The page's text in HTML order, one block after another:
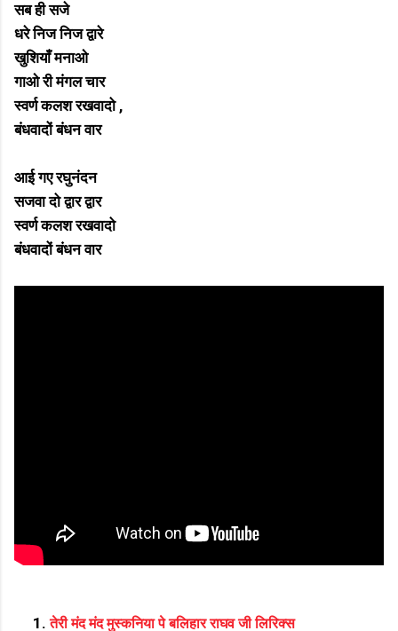
सब ही सजे
धरे निज निज द्वारे
खुशियाँ मनाओ
गाओ री मंगल चार
स्वर्ण कलश रखवादो ,
बंधवादों बंधन वार
आई गए रघुनंदन
सजवा दो द्वार द्वार
स्वर्ण कलश रखवादो
बंधवादों बंधन वार
तेरी मंद मंद मुस्कनिया पे बलिहार राघव जी लिरिक्स